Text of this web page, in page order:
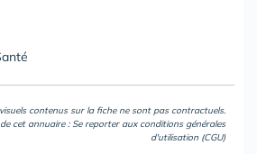
contenus sur la fiche ne sont pas contractuels.
cet annuaire : Se reporter aux conditions générales
d'utilisation (CGU)